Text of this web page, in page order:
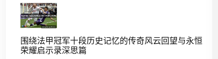
围绕法甲冠军十段历史记忆的传奇风云回望与永恒
荣耀启示录深思篇